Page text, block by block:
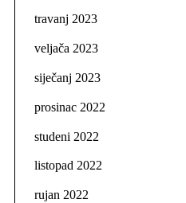
travanj 2023
veljača 2023
siječanj 2023
prosinac 2022
studeni 2022
listopad 2022
rujan 2022